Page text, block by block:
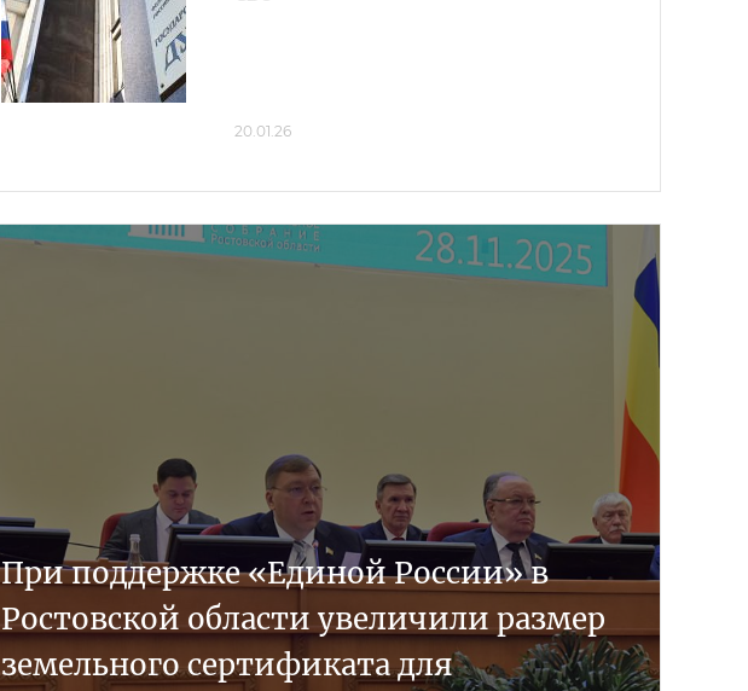
20.01.26
При поддержке «Единой России» в
Ростовской области увеличили размер
земельного сертификата для